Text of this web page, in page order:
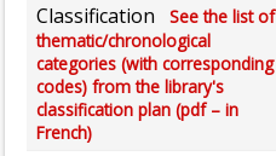
Classification
See the list of
thematic/chronological
categories (with corresponding
codes) from the library's
classification plan (pdf – in
French)